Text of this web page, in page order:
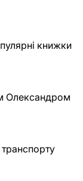
книжки
Олександром